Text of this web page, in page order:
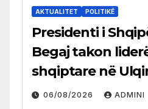
AKTUALITET POLITIKË
Presidenti i
Begaj takon
shqiptare në
06/08/2026 ADMINI